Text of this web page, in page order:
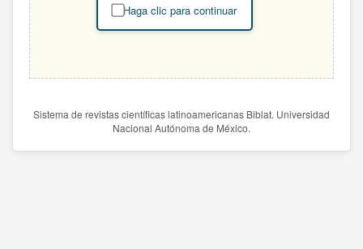
Haga clic para continuar
Sistema de revistas científicas latinoamericanas Biblat. Universidad
Nacional Autónoma de México.